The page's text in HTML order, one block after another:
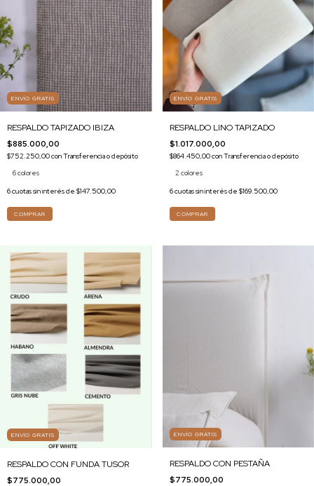
ENVÍO GRATIS
RESPALDO TAPIZADO IBIZA
$885.000,00
$752.250,00conTransferencia o depósito
6 colores
6cuotas sin interés de $147.500,00
COMPRAR
ENVÍO GRATIS
RESPALDO LINO TAPIZADO
$1.017.000,00
$864.450,00conTransferencia o depósito
2 colores
6cuotas sin interés de $169.500,00
COMPRAR
ENVÍO GRATIS
RESPALDO CON FUNDA TUSOR
$775.000,00
ENVÍO GRATIS
RESPALDO CON PESTAÑA
$775.000,00